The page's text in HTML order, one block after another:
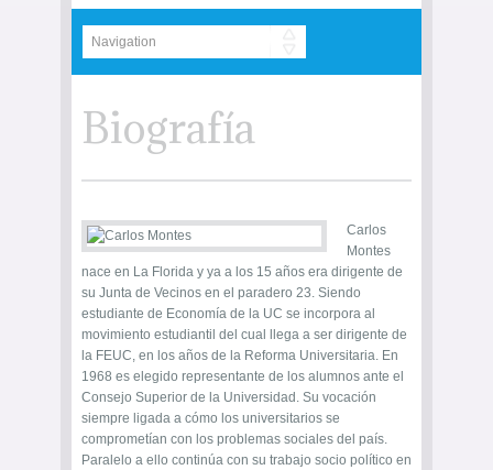
Biografía
Carlos
Montes
nace en La Florida y ya a los 15 años era dirigente de
su Junta de Vecinos en el paradero 23. Siendo
estudiante de Economía de la UC se incorpora al
movimiento estudiantil del cual llega a ser dirigente de
la FEUC, en los años de la Reforma Universitaria. En
1968 es elegido representante de los alumnos ante el
Consejo Superior de la Universidad. Su vocación
siempre ligada a cómo los universitarios se
comprometían con los problemas sociales del país.
Paralelo a ello continúa con su trabajo socio político en